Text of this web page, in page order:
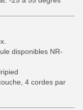
disponibles NR-
4 cordes par